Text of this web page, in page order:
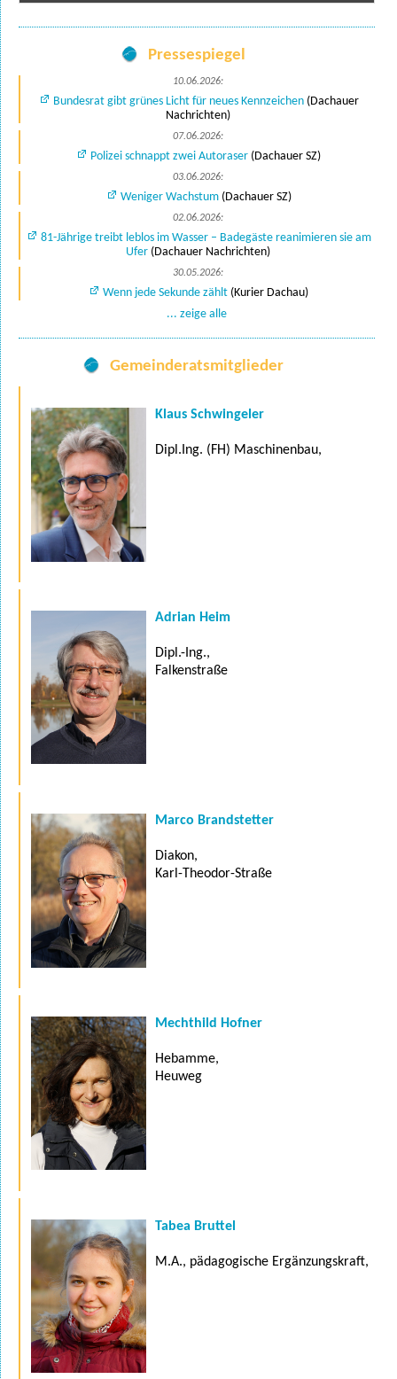
Pressespiegel
10.06.2026:
Bundesrat gibt grünes Licht für neues Kennzeichen(Dachauer
Nachrichten)
07.06.2026:
Polizei schnappt zwei Autoraser (Dachauer SZ)
03.06.2026:
Weniger Wachstum(Dachauer SZ)
02.06.2026:
81-Jährige treibt leblos im Wasser – Badegäste reanimieren sie am
Ufer(Dachauer Nachrichten)
30.05.2026:
Wenn jede Sekunde zählt (Kurier Dachau)
... zeige alle
Gemeinderatsmitglieder
Klaus Schwingeler
Dipl.Ing. (FH) Maschinenbau,
Adrian Heim
Dipl.-Ing.,
Falkenstraße
Marco Brandstetter
Diakon,
Karl-Theodor-Straße
Mechthild Hofner
Hebamme,
Heuweg
Tabea Bruttel
M.A., pädagogische Ergänzungskraft,